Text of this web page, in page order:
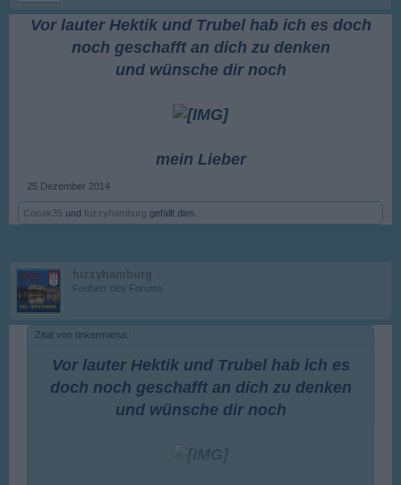
Vor lauter Hektik und Trubel hab ich es doch
noch geschafft an dich zu denken
und wünsche dir noch
mein Lieber
25 Dezember 2014
Conair35 und fuzzyhamburg gefällt dies.
fuzzyhamburg
Freiherr des Forums
Zitat von tinkermama: ↑
Vor lauter Hektik und Trubel hab ich es
doch noch geschafft an dich zu denken
und wünsche dir noch